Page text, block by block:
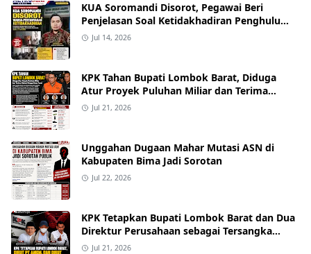
KUA Soromandi Disorot, Pegawai Beri
Penjelasan Soal Ketidakhadiran Penghulu
pada Akad Nikah Mualaf
Jul 14, 2026
KPK Tahan Bupati Lombok Barat, Diduga
Atur Proyek Puluhan Miliar dan Terima
Alphard hingga Uang Tunai
Jul 21, 2026
Unggahan Dugaan Mahar Mutasi ASN di
Kabupaten Bima Jadi Sorotan
Jul 22, 2026
KPK Tetapkan Bupati Lombok Barat dan Dua
Direktur Perusahaan sebagai Tersangka
Dugaan Suap Proyek
Jul 21, 2026